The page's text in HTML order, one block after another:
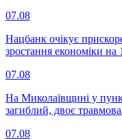
07.08
Нацбанк очікує
зростання економіки на
07.08
На Миколаївщині у
загиблий, двоє
07.08